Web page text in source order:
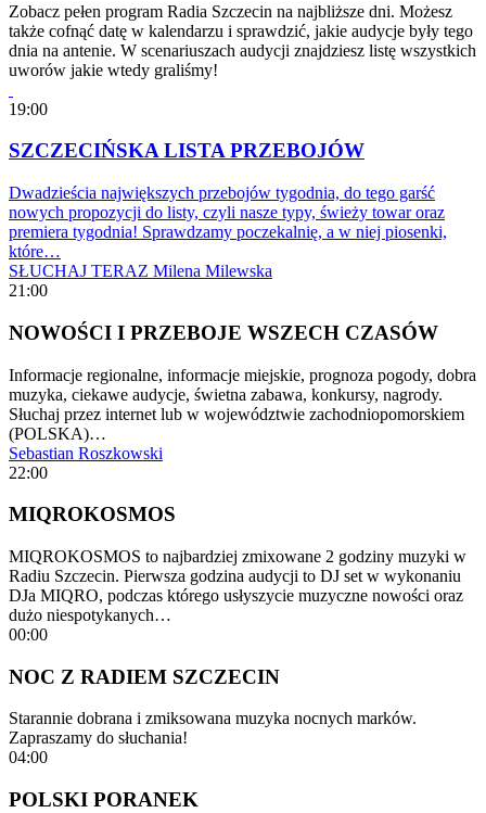
Zobacz pełen program Radia Szczecin na najbliższe dni. Możesz
także cofnąć datę w kalendarzu i sprawdzić, jakie audycje były tego
dnia na antenie. W scenariuszach audycji znajdziesz listę wszystkich
uworów jakie wtedy graliśmy!
19:00
SZCZECIŃSKA LISTA PRZEBOJÓW
Dwadzieścia największych przebojów tygodnia, do tego garść
nowych propozycji do listy, czyli nasze typy, świeży towar oraz
premiera tygodnia! Sprawdzamy poczekalnię, a w niej piosenki,
które…
SŁUCHAJ TERAZ Milena Milewska
21:00
NOWOŚCI I PRZEBOJE WSZECH CZASÓW
Informacje regionalne, informacje miejskie, prognoza pogody, dobra
muzyka, ciekawe audycje, świetna zabawa, konkursy, nagrody.
Słuchaj przez internet lub w województwie zachodniopomorskiem
(POLSKA)…
Sebastian Roszkowski
22:00
MIQROKOSMOS
MIQROKOSMOS to najbardziej zmixowane 2 godziny muzyki w
Radiu Szczecin. Pierwsza godzina audycji to DJ set w wykonaniu
DJa MIQRO, podczas którego usłyszycie muzyczne nowości oraz
dużo niespotykanych…
00:00
NOC Z RADIEM SZCZECIN
Starannie dobrana i zmiksowana muzyka nocnych marków.
Zapraszamy do słuchania!
04:00
POLSKI PORANEK